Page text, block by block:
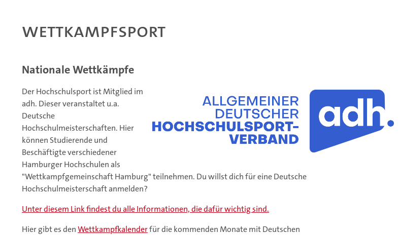
Wettkampfsport
Nationale Wettkämpfe
Der Hochschulsport ist Mitglied im
adh. Dieser veranstaltet u.a.
Deutsche
Hochschulmeisterschaften. Hier
können Studierende und
Beschäftigte verschiedener
Hamburger Hochschulen als
"Wettkampfgemeinschaft Hamburg" teilnehmen. Du willst dich für eine Deutsche
Hochschulmeisterschaft anmelden?
Unter diesem Link findest du alle Informationen, die dafür wichtig sind.
Hier gibt es denWettkampfkalenderfür die kommenden Monate mit Deutschen